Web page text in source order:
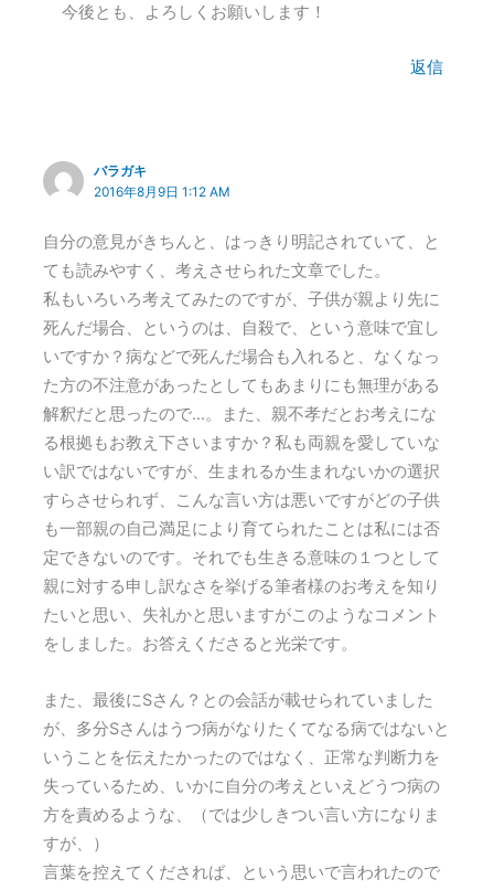
今後とも、よろしくお願いします！
返信
バラガキ
2016年8月9日 1:12 AM
自分の意見がきちんと、はっきり明記されていて、と
ても読みやすく、考えさせられた文章でした。
私もいろいろ考えてみたのですが、子供が親より先に
死んだ場合、というのは、自殺で、という意味で宜し
いですか？病などで死んだ場合も入れると、なくなっ
た方の不注意があったとしてもあまりにも無理がある
解釈だと思ったので…。また、親不孝だとお考えにな
る根拠もお教え下さいますか？私も両親を愛していな
い訳ではないですが、生まれるか生まれないかの選択
すらさせられず、こんな言い方は悪いですがどの子供
も一部親の自己満足により育てられたことは私には否
定できないのです。それでも生きる意味の１つとして
親に対する申し訳なさを挙げる筆者様のお考えを知り
たいと思い、失礼かと思いますがこのようなコメント
をしました。お答えくださると光栄です。
また、最後にSさん？との会話が載せられていました
が、多分Sさんはうつ病がなりたくてなる病ではないと
いうことを伝えたかったのではなく、正常な判断力を
失っているため、いかに自分の考えといえどうつ病の
方を責めるような、（では少しきつい言い方になりま
すが、）
言葉を控えてくだされば、という思いで言われたので